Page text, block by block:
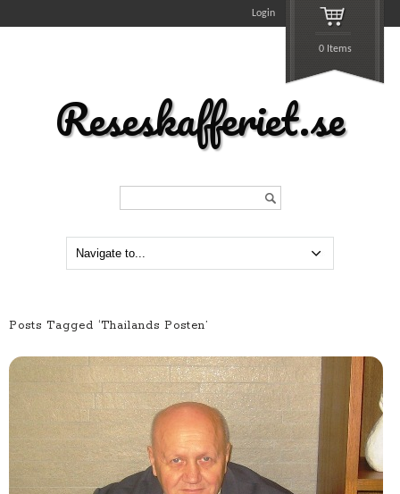
Login
0 Items
Reseskafferiet.se
Posts Tagged ‘Thailands Posten’